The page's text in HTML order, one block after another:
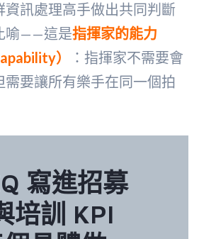
資訊處理高手做出共同判斷
喻——這是指揮家的能力
）
：指揮家不需要會
需要讓所有樂手在同一個拍
寫進招募
培訓 KPI